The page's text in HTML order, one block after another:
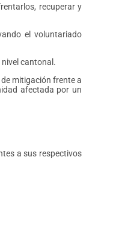
recuperar y
el voluntariado
nivel cantonal.
mitigación frente a
afectada por un
a sus respectivos